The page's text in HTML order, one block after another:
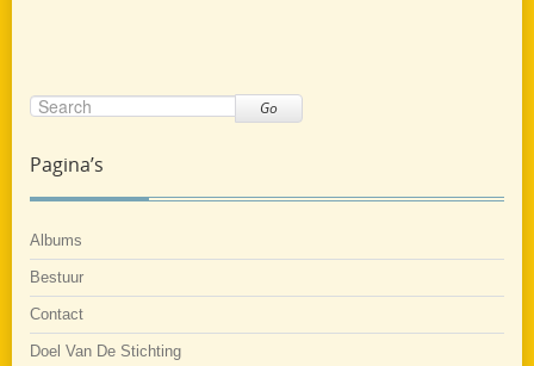
Go
Pagina’s
Albums
Bestuur
Contact
Doel Van De Stichting